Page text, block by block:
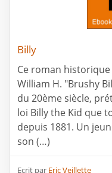
Billy
Ce roman
William H. "Brushy
du 20ème siècle,
loi Billy the Kid que
depuis 1881. Un
son (…)
Ecrit par Eric Veillette